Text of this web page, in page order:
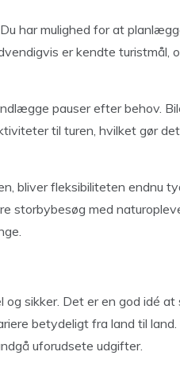
har mulighed for at
er kendte turistmål,
pauser efter behov.
til turen, hvilket gør
bliver fleksibiliteten endnu
storbybesøg med
og sikker. Det er en god idé
betydeligt fra land til
uforudsete udgifter.